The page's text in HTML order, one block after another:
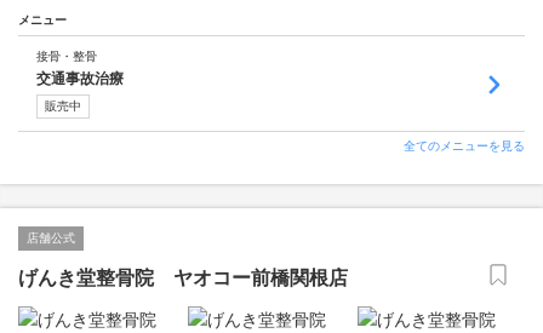
メニュー
接骨・整骨
交通事故治療
販売中
全てのメニューを見る
店舗公式
げんき堂整骨院 ヤオコー前橋関根店